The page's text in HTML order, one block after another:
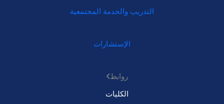
التدريب والخدمة المجتمعية
الإستشارات
روابط
الكليات